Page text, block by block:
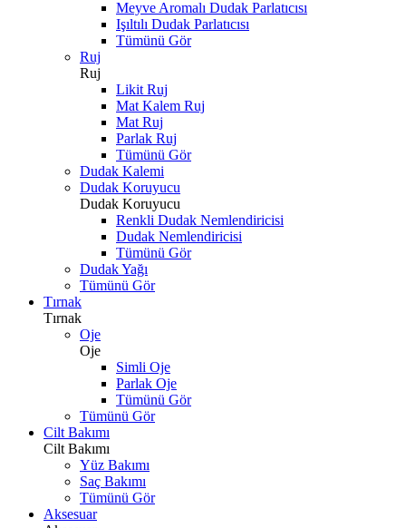
Meyve Aromalı Dudak Parlatıcısı
Işıltılı Dudak Parlatıcısı
Tümünü Gör
Ruj
Ruj
Likit Ruj
Mat Kalem Ruj
Mat Ruj
Parlak Ruj
Tümünü Gör
Dudak Kalemi
Dudak Koruyucu
Dudak Koruyucu
Renkli Dudak Nemlendiricisi
Dudak Nemlendiricisi
Tümünü Gör
Dudak Yağı
Tümünü Gör
Tırnak
Tırnak
Oje
Oje
Simli Oje
Parlak Oje
Tümünü Gör
Tümünü Gör
Cilt Bakımı
Cilt Bakımı
Yüz Bakımı
Saç Bakımı
Tümünü Gör
Aksesuar